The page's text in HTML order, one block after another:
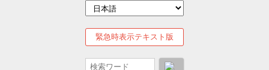
緊急時表示テキスト版